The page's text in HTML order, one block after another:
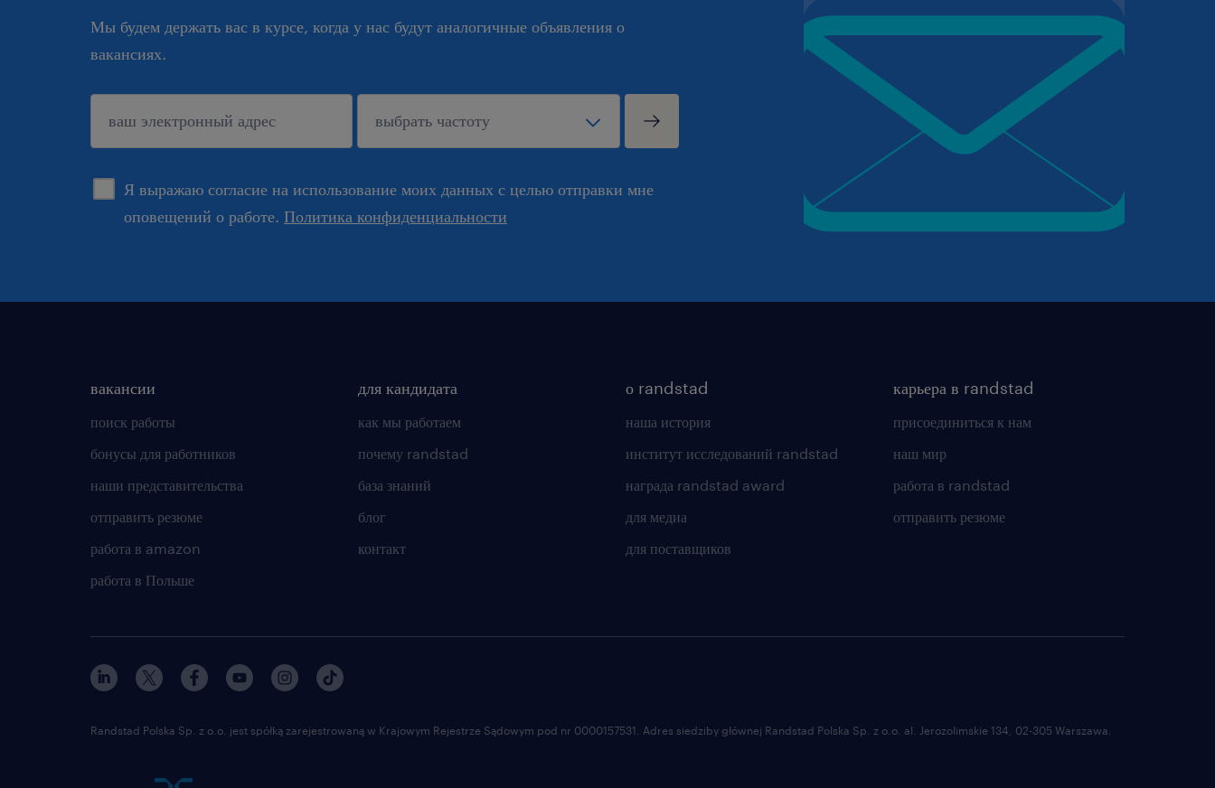
Мы будем держать вас в курсе, когда у нас будут аналогичные объявления о
вакансиях.
Я выражаю согласие на использование моих данных с целью отправки мне
оповещений о работе. Политика конфиденциальности
подтверждать
вакансии
поиск работы
бонусы для работников
наши представительства
отправить резюме
работа в amazon
работа в Польше
для кандидата
как мы работаем
почему randstad
база знаний
блог
контакт
о randstad
наша история
институт исследований randstad
награда randstad award
для медиа
для поставщиков
карьера в randstad
присоединиться к нам
наш мир
работа в randstad
отправить резюме
Randstad Polska Sp. z o.o. jest spółką zarejestrowaną w Krajowym Rejestrze Sądowym pod nr 0000157531. Adres siedziby głównej Randstad Polska Sp. z o.o. al. Jerozolimskie 134, 02-305 Warszawa.